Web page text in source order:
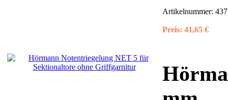
Artikelnummer:
Preis: 41,65 €